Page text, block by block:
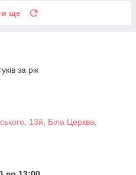
ще
за рік
13й, Біла Церква,